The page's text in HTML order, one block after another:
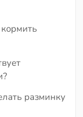
разминку